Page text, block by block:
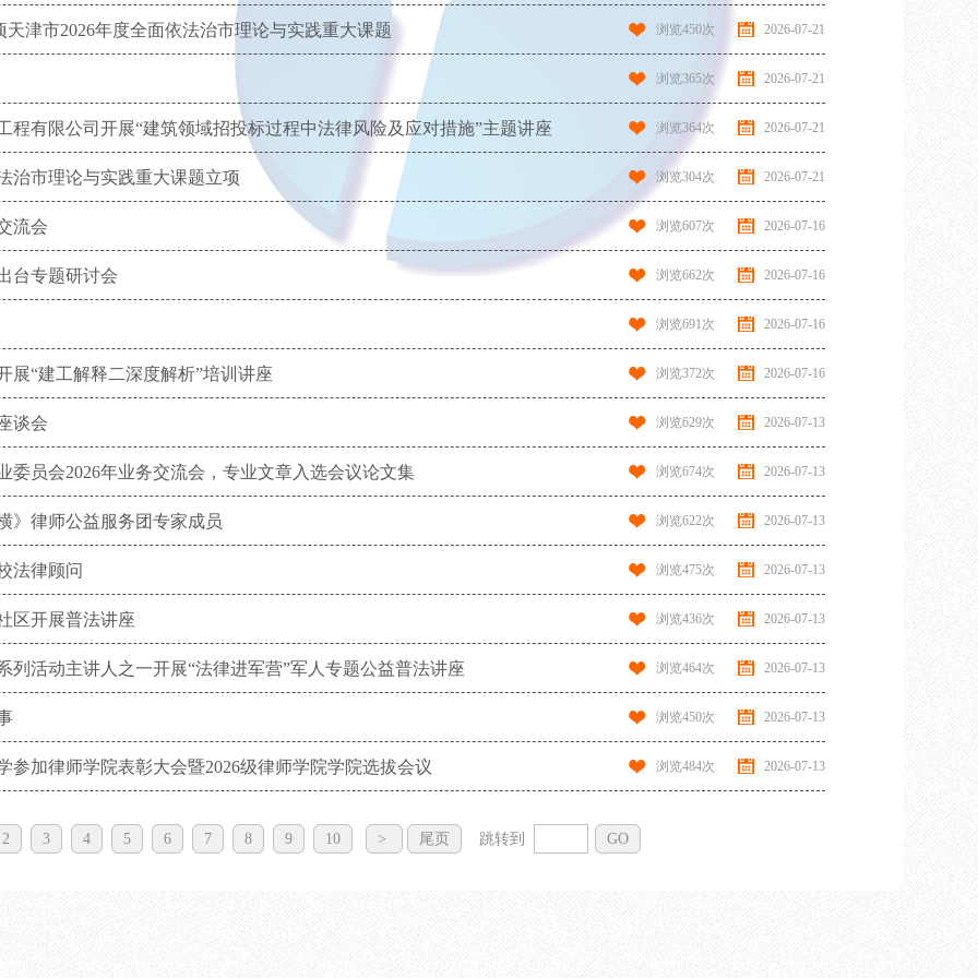
津市2026年度全面依法治市理论与实践重大课题 浏览450次 2026-07-21
浏览365次 2026-07-21
有限公司开展“建筑领域招投标过程中法律风险及应对措施”主题讲座 浏览364次 2026-07-21
治市理论与实践重大课题立项 浏览304次 2026-07-21
流会 浏览607次 2026-07-16
台专题研讨会 浏览662次 2026-07-16
浏览691次 2026-07-16
展“建工解释二深度解析”培训讲座 浏览372次 2026-07-16
谈会 浏览629次 2026-07-13
员会2026年业务交流会，专业文章入选会议论文集 浏览674次 2026-07-13
》律师公益服务团专家成员 浏览622次 2026-07-13
法律顾问 浏览475次 2026-07-13
区开展普法讲座 浏览436次 2026-07-13
活动主讲人之一开展“法律进军营”军人专题公益普法讲座 浏览464次 2026-07-13
浏览450次 2026-07-13
加律师学院表彰大会暨2026级律师学院学院选拔会议 浏览484次 2026-07-13
2 3 4 5 6 7 8 9 10 > 尾页 跳转到 GO